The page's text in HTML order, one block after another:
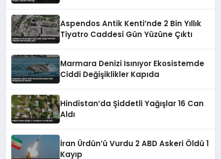
Aspendos Antik Kenti’nde 2 Bin Yıllık
Tiyatro Caddesi Gün Yüzüne Çıktı
Marmara Denizi Isınıyor Ekosistemde
Ciddi Değişiklikler Kapıda
Hindistan’da Şiddetli Yağışlar 16 Can
Aldı
İran Ürdün’ü Vurdu 2 ABD Askeri Öldü 1
Kayıp